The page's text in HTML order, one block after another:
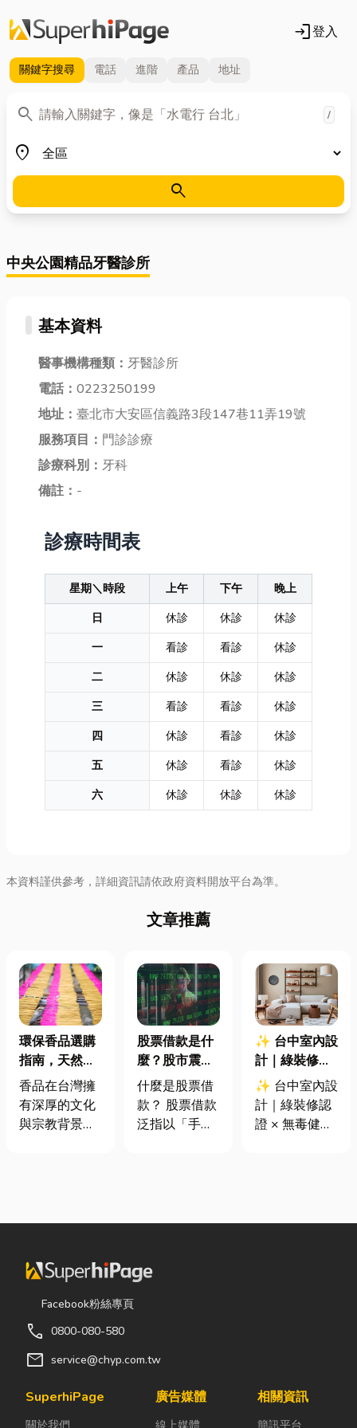
login登入
關鍵字搜尋 電話 進階 產品 地址
search
關鍵字 /
place
地區
search
中央公園精品牙醫診所
基本資料
醫事機構種類： 牙醫診所
電話： 0223250199
地址： 臺北市大安區信義路3段147巷11弄19號
服務項目： 門診診療
診療科別： 牙科
備註： -
診療時間表
星期＼時段 上午 下午
晚上
日
休診 休診
休診
一
看診 看診
休診
二
休診 休診
休診
三
看診 看診
休診
四
休診 看診
休診
五
休診 看診
休診
六
休診 休診 休診
本資料謹供參考，詳細資訊請依政府資料開放平台為準。
文章推薦
環保香品選購
指南，天然香
材打造純淨香
氣，一次了解
天然低煙香品
香品在台灣擁
有深厚的文化
與宗教背景，
隨著佛教、道
的發展，香品
逐漸成為寺
廟、宮廟與家
或缺的重要用
品。 近年來，
康與環保意識
股票借款是什
麼？股市震盪|
股票借款、股
票質借、當鋪
借款完整比較
什麼是股票借
款？ 股票借款
泛指以「手中
的融資方式，
能取得資金應
依承作單位不
為證券公司的
✨ 台中室內設
計｜綠裝修認
證 × 無毒健康
建材，打造安
全、舒適又有
✨ 台中室內設
計｜綠裝修認
證 × 無毒健康
其實一間專業
兼具美感、機
Facebook粉絲專頁
call 0800-080-580
mail service@chyp.com.tw
SuperhiPage
關於我們
廣告媒體
線上媒體
相關資訊
簡訊平台